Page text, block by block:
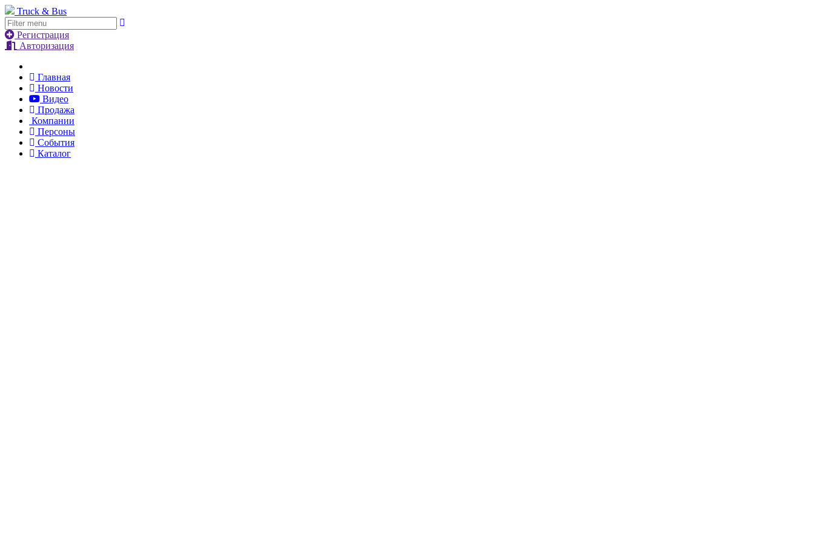
Truck & Bus
Регистрация
Авторизация
Главная
Новости
Видео
Продажа
Компании
Персоны
События
Каталог